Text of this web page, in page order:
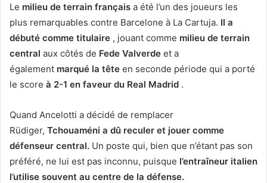
Le milieu de terrain français a été l’un des joueurs les
plus remarquables contre Barcelone à La Cartuja. Il a
débuté comme titulaire , jouant comme milieu de terrain
central aux côtés de Fede Valverde et a
également marqué la tête en seconde période qui a porté
le score à 2-1 en faveur du Real Madrid .
Quand Ancelotti a décidé de remplacer
Rüdiger, Tchouaméni a dû reculer et jouer comme
défenseur central. Un poste qui, bien que n’étant pas son
préféré, ne lui est pas inconnu, puisque l’entraîneur italien
l’utilise souvent au centre de la défense.